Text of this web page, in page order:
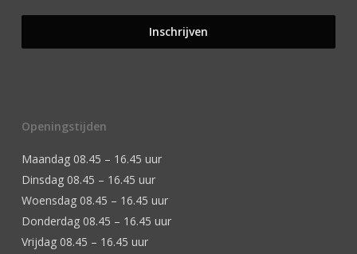
Openingstijden
Maandag 08.45 – 16.45 uur
Dinsdag 08.45 – 16.45 uur
Woensdag 08.45 – 16.45 uur
Donderdag 08.45 – 16.45 uur
Vrijdag 08.45 – 16.45 uur